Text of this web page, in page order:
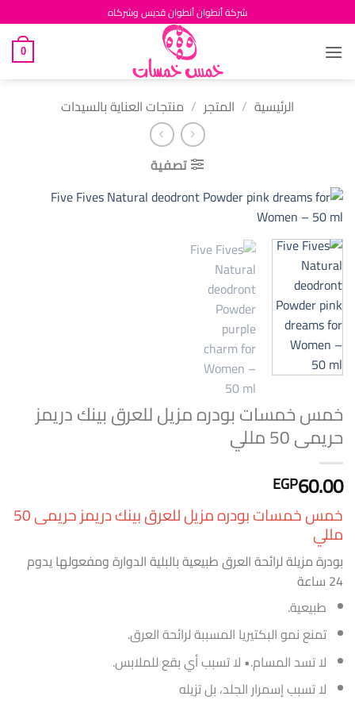
للمحتوى
شركة أنطوان أنطوان قديس وشركاه
0
الرئيسية / المتجر / منتجات العناية بالسيدات
تصفية
خمس خمسات بودره مزيل للعرق بينك دريمز
حريمى 50 مللي
EGP60.00
خمس خمسات بودره مزيل للعرق بينك دريمز حريمى 50
مللي
بودرة مزيلة لرائحة العرق طبيعية بالبلية الدوارة ومفعولها يدوم
24 ساعة
طبيعية.
تمنع نمو البكتيريا المسببة لرائحة العرق.
لا تسد المسام.• لا تسبب أي بقع للملابس.
لا تسبب إسمرار الجلد، بل تزيله